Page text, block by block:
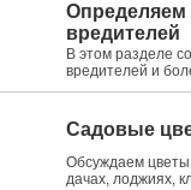
Определяем
вредителей
В этом разделе
вредителей и
Садовые
Обсуждаем
дачах, лоджиях,